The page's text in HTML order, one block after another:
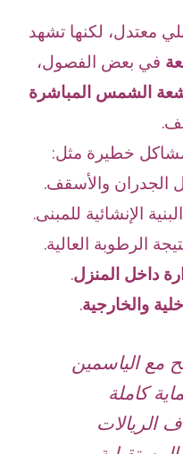
معتدل، لكنها تشهد
في بعض الفصول،
الشمس المباشرة
خطيرة مثل:
الجدران والأسقف.
الإنشائية للمبنى.
الرطوبة العالية.
داخل المنزل.
والخارجية.
مع الياسمين
كاملة
الريالات